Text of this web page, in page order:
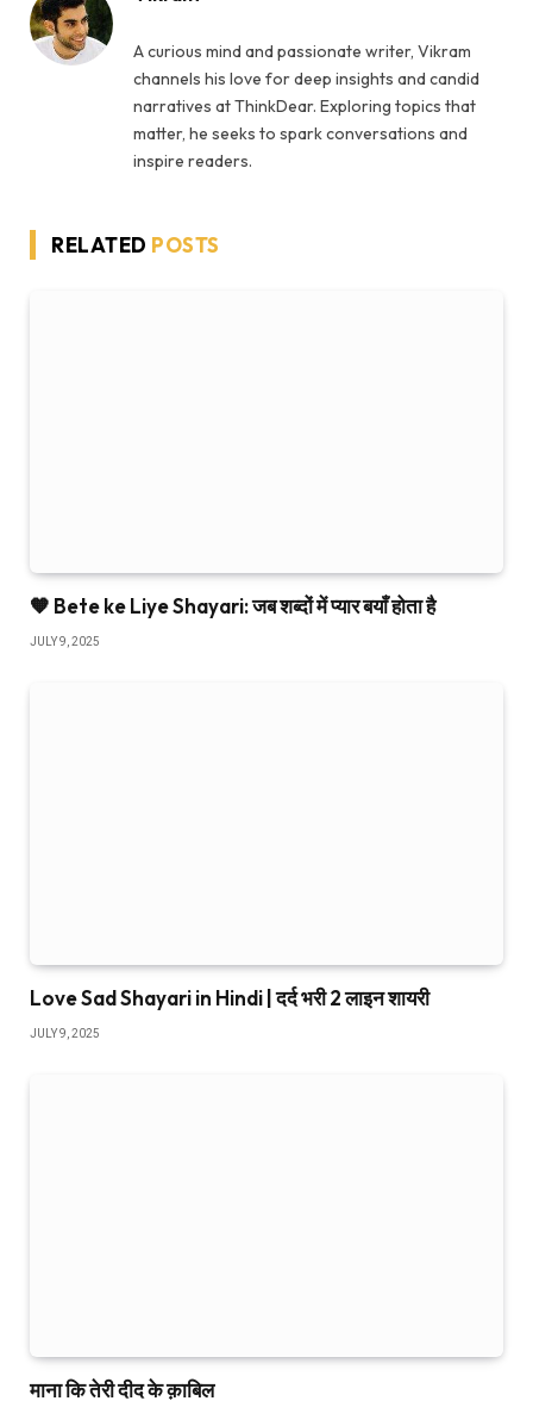
A curious mind and passionate writer, Vikram
channels his love for deep insights and candid
narratives at ThinkDear. Exploring topics that
matter, he seeks to spark conversations and
inspire readers.
RELATED POSTS
🧡 Bete ke Liye Shayari: जब शब्दों में प्यार बयाँ होता है
JULY 9, 2025
Love Sad Shayari in Hindi | दर्द भरी 2 लाइन शायरी
JULY 9, 2025
माना कि तेरी दीद के क़ाबिल